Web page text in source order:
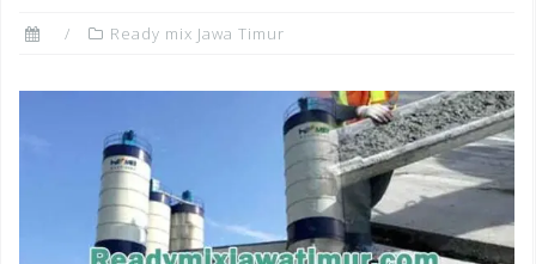
Ready mix Jawa Timur